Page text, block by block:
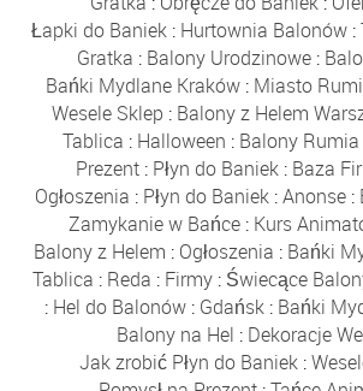
Łapki do Baniek: Hurtownia Balonów:
Gratka : Balony Urodzinowe:
Bańki Mydlane Kraków : Miasto
Wesele Sklep : Balony z Helem
Tablica : Halloween : Balony Rumia
Prezent : Płyn do Baniek : Baza
Ogłoszenia : Płyn do Baniek :Anonse :
Zamykanie w Bańce : Kurs
Balony z Helem : Ogłoszenia : Bańki
Tablica : Reda : Firmy: Świecące
: Hel do Balonów: Gdańsk: Bańki
Balony na Hel : Dekoracje
Jak zrobić Płyn do Baniek: